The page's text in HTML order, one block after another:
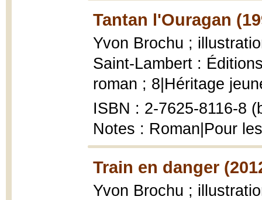
Tantan l'Ouragan
Yvon Brochu ;
Saint-Lambert :
roman ; 8|Héritage
ISBN : 2-7625-8116-8
Notes : Roman|Pour
Train en danger
Yvon Brochu ;